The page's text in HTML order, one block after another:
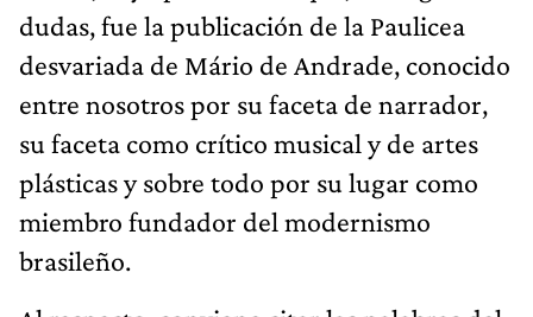
dudas, fue la publicación de la Paulicea
desvariada de Mário de Andrade, conocido
entre nosotros por su faceta de narrador,
su faceta como crítico musical y de artes
plásticas y sobre todo por su lugar como
miembro fundador del modernismo
brasileño.